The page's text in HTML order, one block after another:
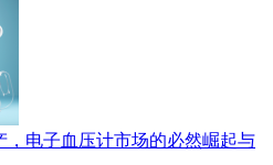
，电子血压计市场的必然崛起与